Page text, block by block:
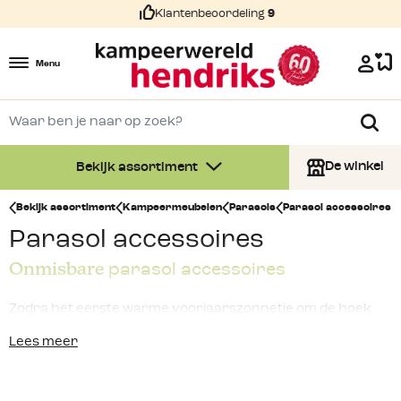
Klantenbeoordeling9
Menu
Bekijk assortiment De winkel
Bekijk assortiment Kampeermeubelen Parasols Parasol accessoires
Parasol accessoires
Onmisbare parasol accessoires
Zodra het eerste warme voorjaarszonnetje om de hoek
Lees meer